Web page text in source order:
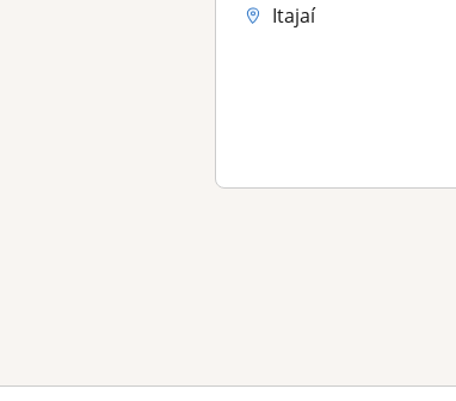
Itajaí